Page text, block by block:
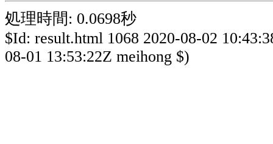
処理時間: 0.0698秒
$Id: result.html 1068 2020-08-02
08-01 13:53:22Z meihong $)